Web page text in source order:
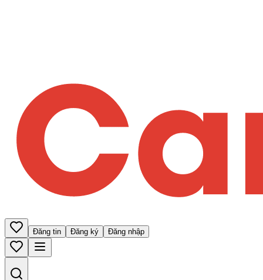
Đăng tin Đăng ký Đăng nhập